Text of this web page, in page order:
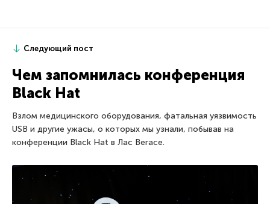
Следующий пост
Чем запомнилась конференция
Black Hat
Взлом медицинского оборудования, фатальная уязвимость
USB и другие ужасы, о которых мы узнали, побывав на
конференции Black Hat в Лас Вегасе.